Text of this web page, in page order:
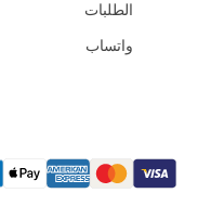
الطلبات
واتساب